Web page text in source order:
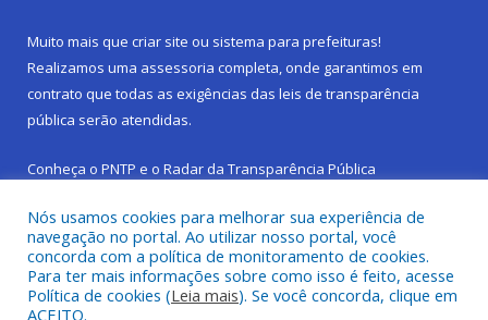
Muito mais que criar site ou sistema para prefeituras!
Realizamos uma assessoria completa, onde garantimos em
contrato que todas as exigências das leis de transparência
pública serão atendidas.
Conheça o PNTP e o Radar da Transparência Pública
Todos os direitos reservados a Prefeitura Municipal de São
Sebastião da Boa Vista.
Nós usamos cookies para melhorar sua experiência de
navegação no portal. Ao utilizar nosso portal, você
concorda com a política de monitoramento de cookies.
Para ter mais informações sobre como isso é feito, acesse
Política de cookies (Leia mais). Se você concorda, clique em
ACEITO.